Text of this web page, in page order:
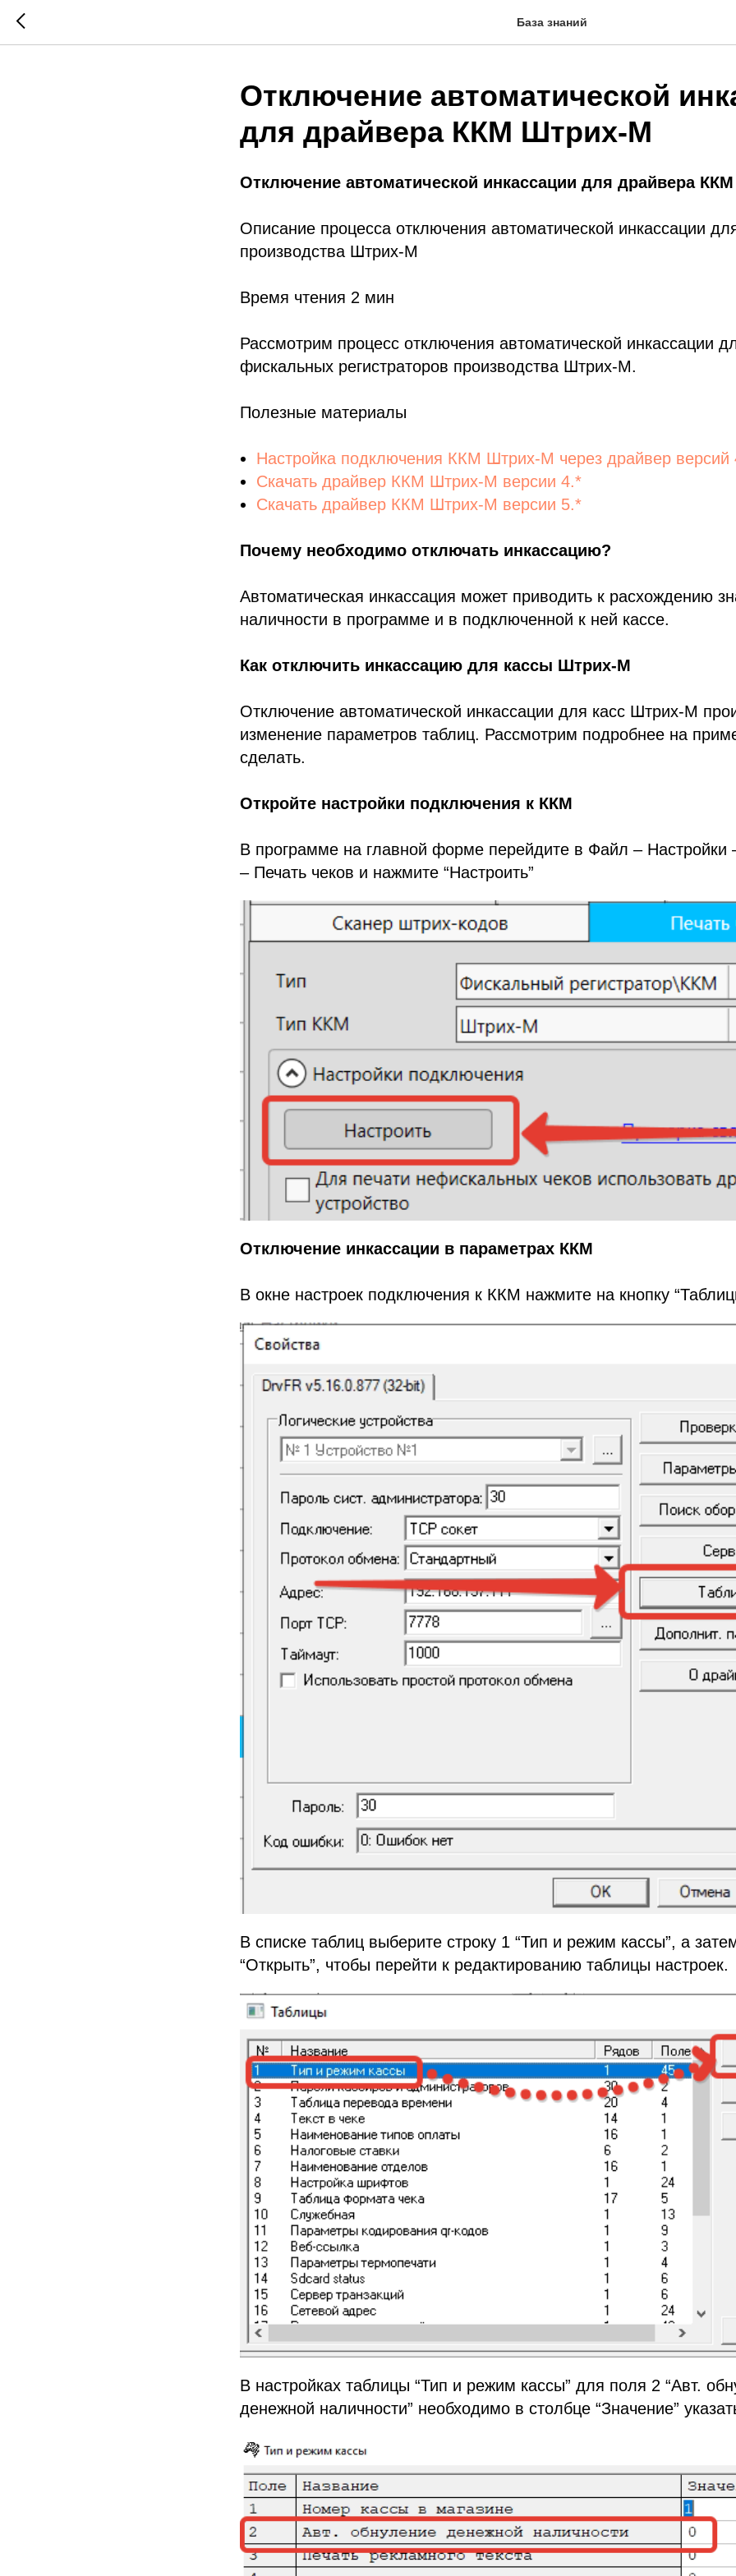
База знаний
Отключение автоматической
для драйвера ККМ Штрих-М
Отключение автоматической инкассации для драйвера
Описание процесса отключения автоматической инкассации
производства Штрих-М
Время чтения 2 мин
Рассмотрим процесс отключения автоматической инкассации
фискальных регистраторов производства Штрих-М.
Полезные материалы
Настройка подключения ККМ Штрих-М через драйвер версий
Скачать драйвер ККМ Штрих-М версии 4.*
Скачать драйвер ККМ Штрих-М версии 5.*
Почему необходимо отключать инкассацию?
Автоматическая инкассация может приводить к расхождению
наличности в программе и в подключенной к ней кассе.
Как отключить инкассацию для кассы Штрих-М
Отключение автоматической инкассации для касс Штрих-М
изменение параметров таблиц. Рассмотрим подробнее на
сделать.
Откройте настройки подключения к ККМ
В программе на главной форме перейдите в Файл – Настройки
– Печать чеков и нажмите “Настроить”
Отключение инкассации в параметрах ККМ
В окне настроек подключения к ККМ нажмите на кнопку
В списке таблиц выберите строку 1 “Тип и режим кассы”, а
“Открыть”, чтобы перейти к редактированию таблицы настроек.
В настройках таблицы “Тип и режим кассы” для поля 2 “Авт.
денежной наличности” необходимо в столбце “Значение”